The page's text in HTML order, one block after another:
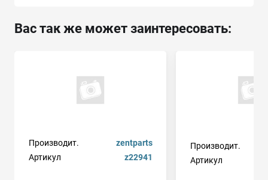
Вас так же может заинтересовать:
Производит.
zentparts
Артикул
z22941
Производит.
Артикул